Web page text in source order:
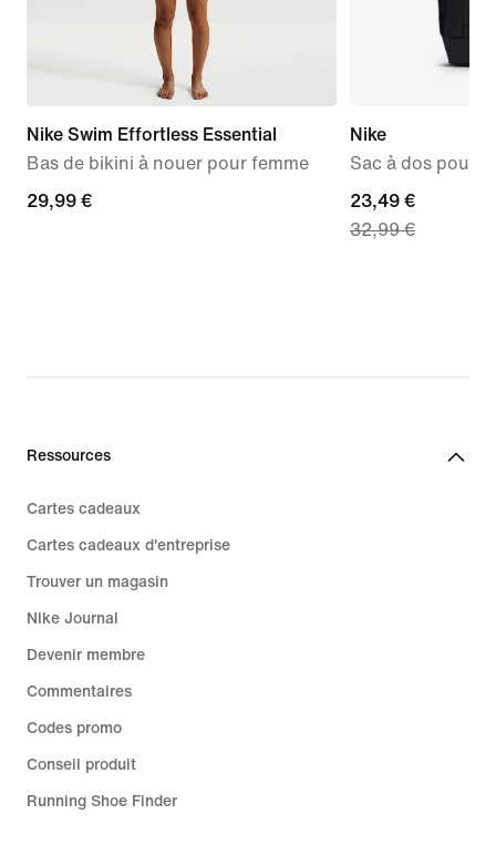
Nike Swim Effortless Essential
Bas de bikini à nouer pour femme
29,99 €
29,99 €
Nike
Sac à dos pour
current
price
23,49 €
32,99 €
Ressources
Cartes cadeaux
Cartes cadeaux d'entreprise
Trouver un magasin
Nike Journal
Devenir membre
Commentaires
Codes promo
Conseil produit
Running Shoe Finder